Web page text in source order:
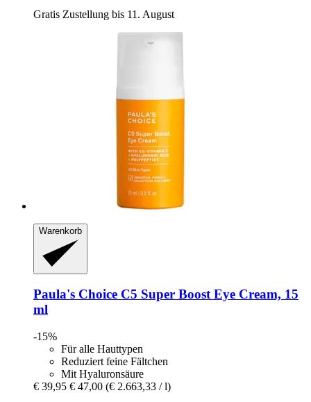
Gratis Zustellung bis 11. August
Warenkorb
Paula's Choice C5 Super Boost Eye Cream, 15
ml
-15%
Für alle Hauttypen
Reduziert feine Fältchen
Mit Hyaluronsäure
€ 39,95 € 47,00 (€ 2.663,33 / l)